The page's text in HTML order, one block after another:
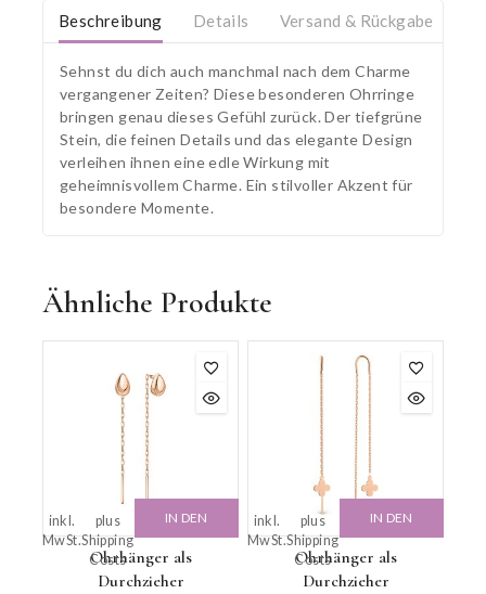
Beschreibung Details Versand & Rückgabe
Sehnst du dich auch manchmal nach dem Charme
vergangener Zeiten? Diese besonderen Ohrringe
bringen genau dieses Gefühl zurück. Der tiefgrüne
Stein, die feinen Details und das elegante Design
verleihen ihnen eine edle Wirkung mit
geheimnisvollem Charme. Ein stilvoller Akzent für
besondere Momente.
Ähnliche Produkte
Ohrhänger als
Durchzieher
inkl.
MwSt.
plus
Shipping
Costs
IN DEN
Ohrhänger als
Durchzieher
inkl.
MwSt.
plus
Shipping
Costs
IN DEN